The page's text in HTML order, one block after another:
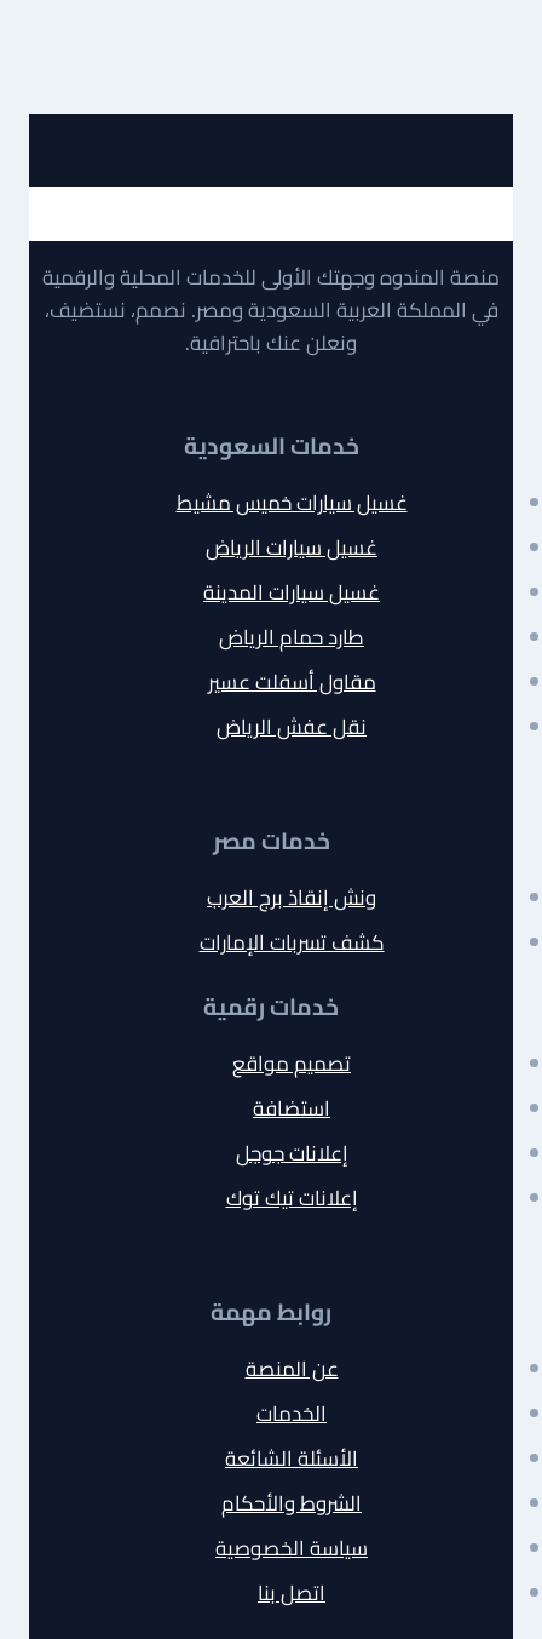
منصة المندوه وجهتك الأولى للخدمات المحلية والرقمية
في المملكة العربية السعودية ومصر. نصمم، نستضيف،
ونعلن عنك باحترافية.
خدمات السعودية
غسيل سيارات خميس مشيط
غسيل سيارات الرياض
غسيل سيارات المدينة
طارد حمام الرياض
مقاول أسفلت عسير
نقل عفش الرياض
خدمات مصر
ونش إنقاذ برج العرب
كشف تسربات الإمارات
خدمات رقمية
تصميم مواقع
استضافة
إعلانات جوجل
إعلانات تيك توك
روابط مهمة
عن المنصة
الخدمات
الأسئلة الشائعة
الشروط والأحكام
سياسة الخصوصية
اتصل بنا